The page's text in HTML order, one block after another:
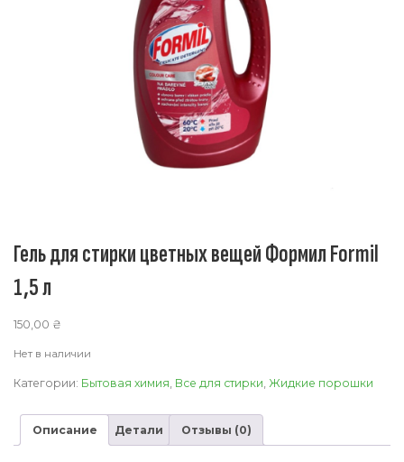
Гель для стирки цветных вещей Формил Formil
1,5 л
150,00 ₴
Нет в наличии
Категории: Бытовая химия Все для стирки Жидкие порошки
Описание Детали Отзывы (0)